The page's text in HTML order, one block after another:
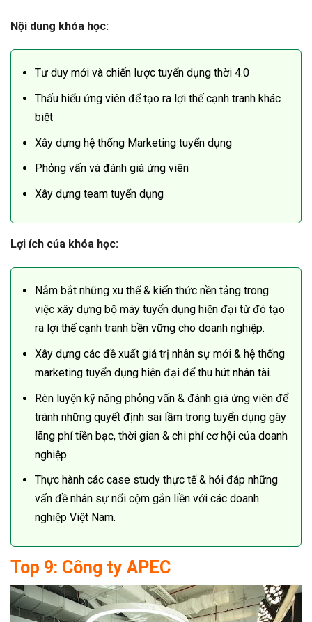
Nội dung khóa học:
Tư duy mới và chiến lược tuyển dụng thời 4.0
Thấu hiểu ứng viên để tạo ra lợi thế cạnh tranh khác
biệt
Xây dựng hệ thống Marketing tuyển dụng
Phỏng vấn và đánh giá ứng viên
Xây dựng team tuyển dụng
Lợi ích của khóa học:
Nắm bắt những xu thế & kiến thức nền tảng trong
việc xây dựng bộ máy tuyển dụng hiện đại từ đó tạo
ra lợi thế cạnh tranh bền vững cho doanh nghiệp.
Xây dựng các đề xuất giá trị nhân sự mới & hệ thống
marketing tuyển dụng hiện đại để thu hút nhân tài.
Rèn luyện kỹ năng phỏng vấn & đánh giá ứng viên để
tránh những quyết định sai lầm trong tuyển dụng gây
lãng phí tiền bạc, thời gian & chi phí cơ hội của doanh
nghiệp.
Thực hành các case study thực tế & hỏi đáp những
vấn đề nhân sự nổi cộm gắn liền với các doanh
nghiệp Việt Nam.
Top 9: Công ty APEC